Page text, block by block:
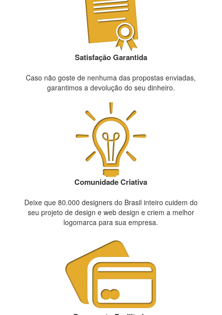
Satisfação Garantida
Caso não goste de nenhuma das propostas enviadas,
garantimos a devolução do seu dinheiro.
Comunidade Criativa
Deixe que 80.000 designers do Brasil inteiro cuidem do
seu projeto de design e web design e criem a melhor
logomarca para sua empresa.